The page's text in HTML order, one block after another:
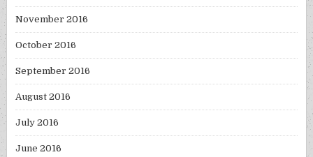
November 2016
October 2016
September 2016
August 2016
July 2016
June 2016